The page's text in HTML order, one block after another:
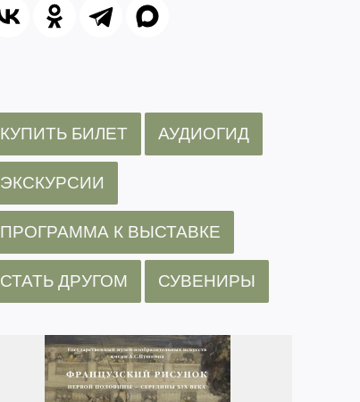
КУПИТЬ БИЛЕТ АУДИОГИД
ЭКСКУРСИИ
ПРОГРАММА К ВЫСТАВКЕ
СТАТЬ ДРУГОМ СУВЕНИРЫ